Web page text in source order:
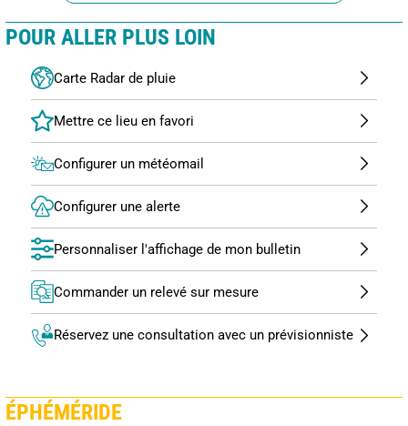
POUR ALLER PLUS LOIN
Carte Radar de pluie
Configurer un météomail
Configurer une alerte
Personnaliser l'affichage de mon bulletin
Commander un relevé sur mesure
Réservez une consultation avec un prévisionniste
ÉPHÉMÉRIDE